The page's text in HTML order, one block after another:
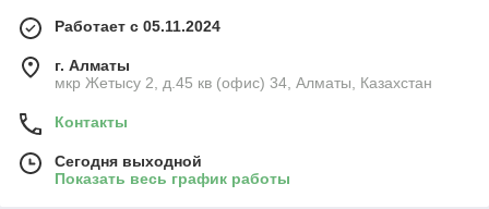
Работает с 05.11.2024
г. Алматы
мкр Жетысу 2, д.45 кв (офис) 34, Алматы, Казахстан
Контакты
Сегодня выходной
Показать весь график работы